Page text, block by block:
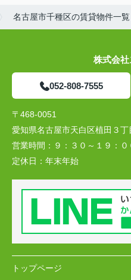
名古屋市千種区の賃貸物件一覧
株式会
052-808-7555
〒468-0051
愛知県名古屋市天白区植田３丁
営業時間： ９：３０～１９：０
定休日： 年末年始
トップページ